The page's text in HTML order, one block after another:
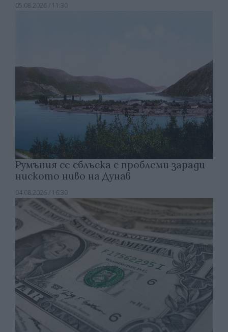
05.08.2026 / 11:30
Румъния се сблъска с проблеми заради
ниското ниво на Дунав
04.08.2026 / 16:30